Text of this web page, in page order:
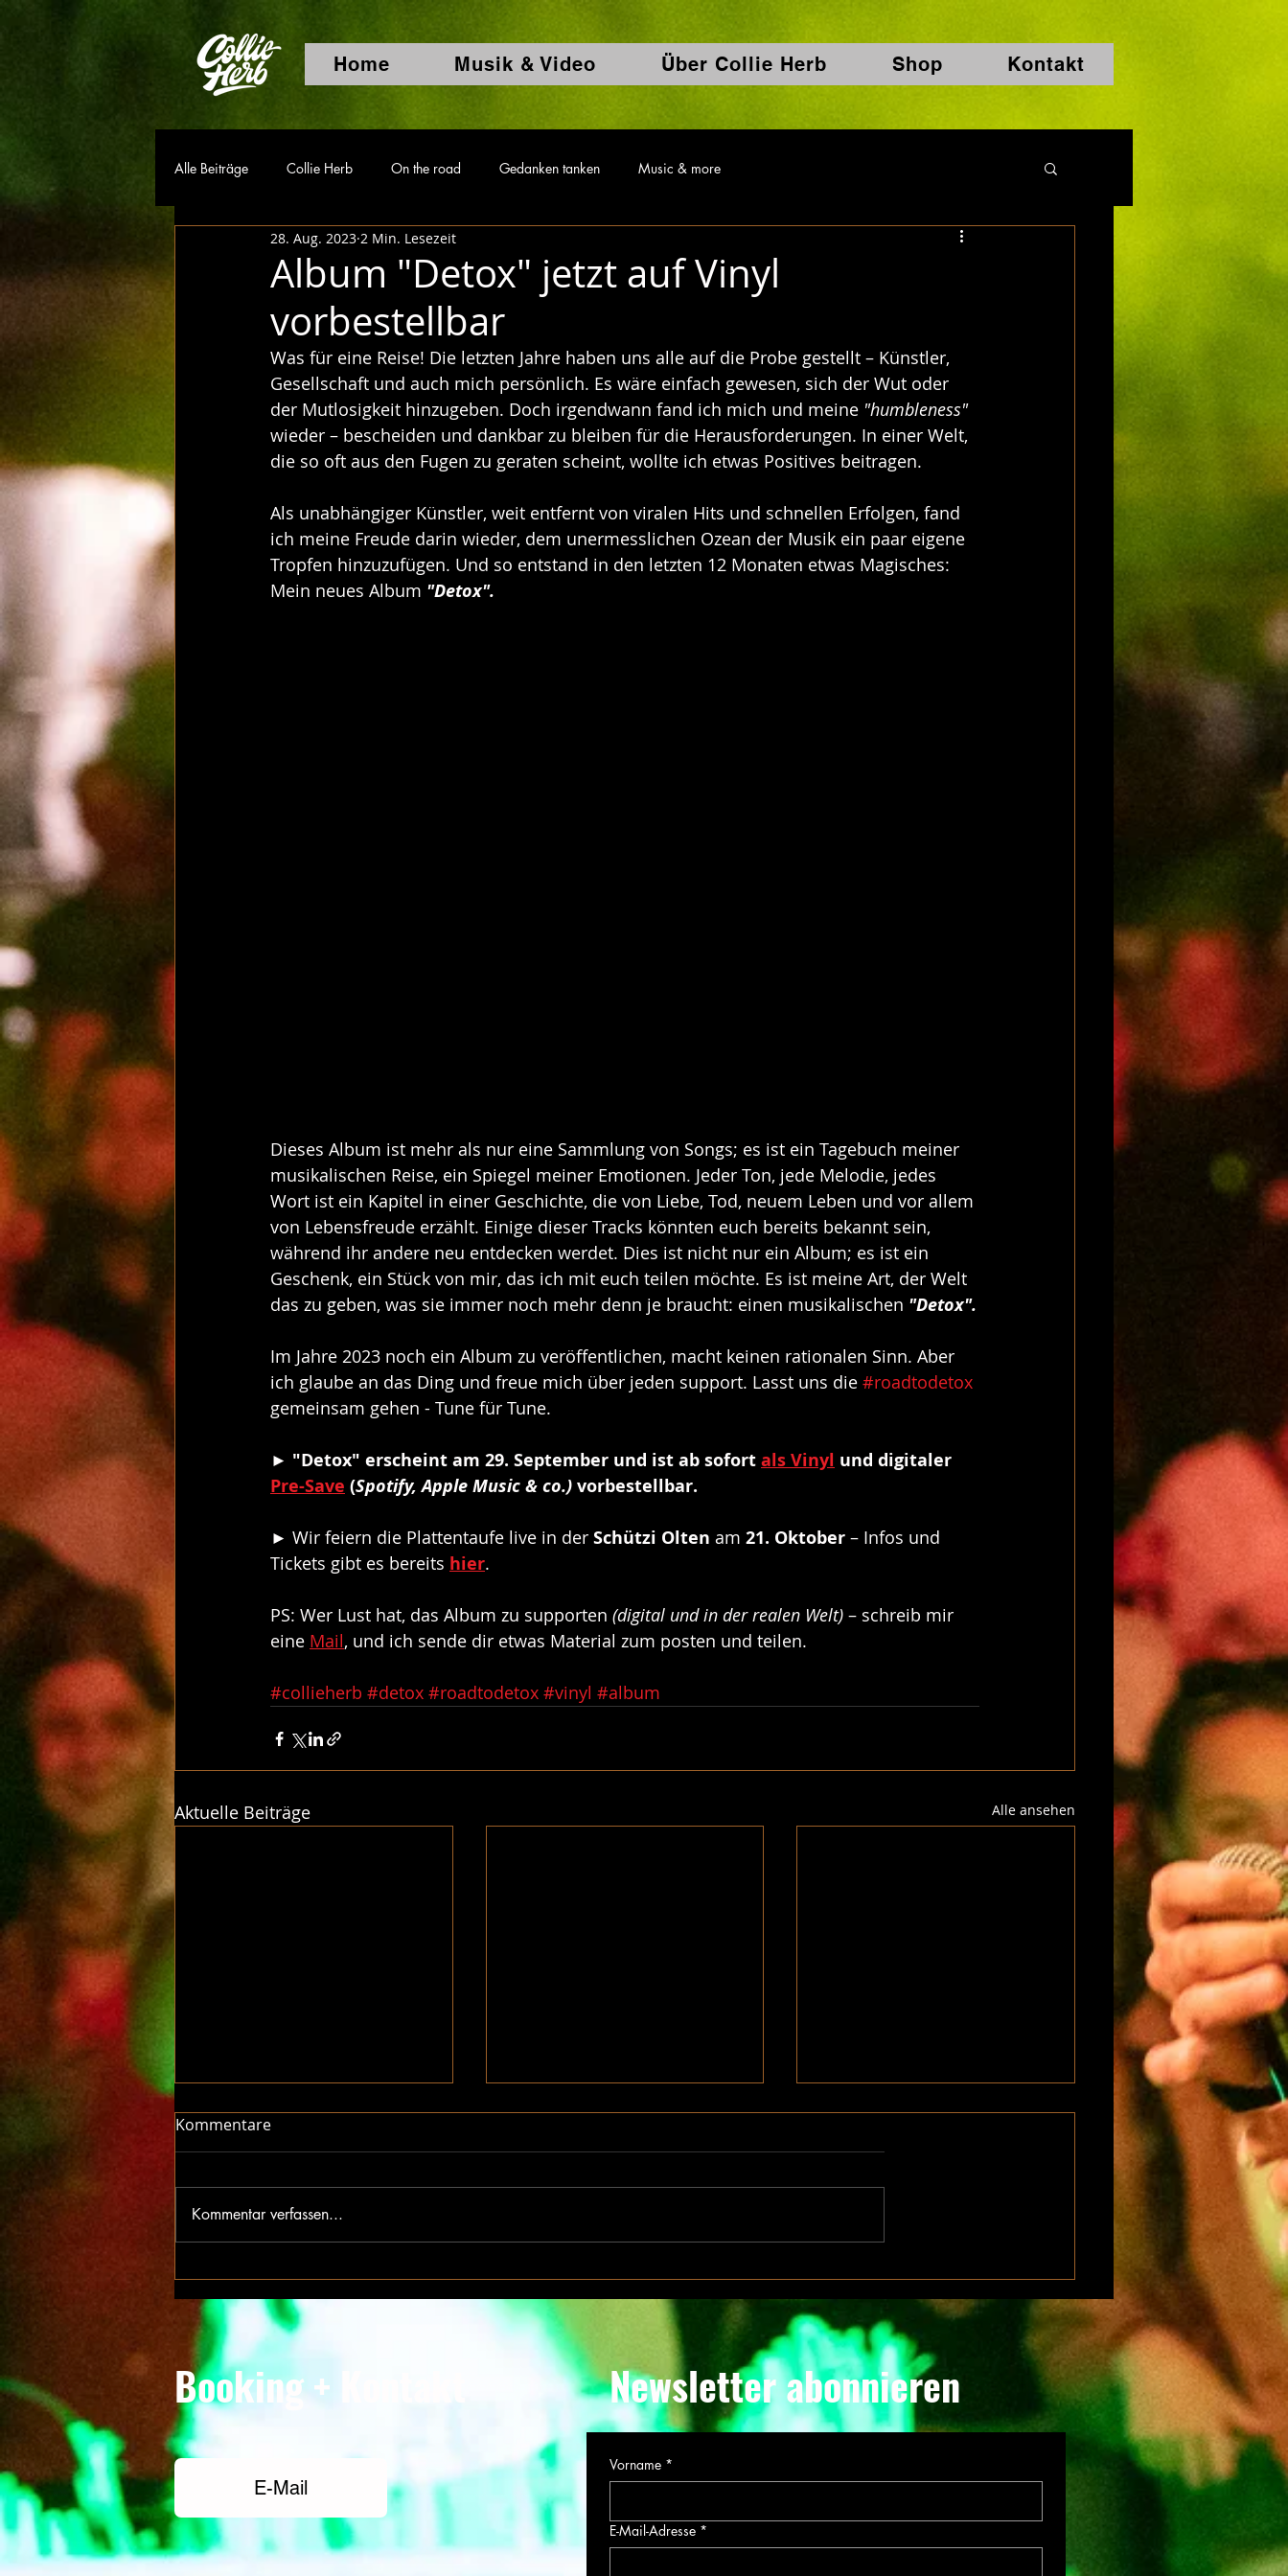
Home Musik & Video Über Collie Herb Shop Kontakt
Alle Beiträge Collie Herb On the road Gedanken tanken Music & more
Album "Detox" jetzt auf Vinyl
vorbestellbar
28. Aug. 2023 2 Min. Lesezeit
Was für eine Reise! Die letzten Jahre haben uns alle auf die Probe gestellt – Künstler,
Gesellschaft und auch mich persönlich. Es wäre einfach gewesen, sich der Wut oder
der Mutlosigkeit hinzugeben. Doch irgendwann fand ich mich und meine "humbleness"
wieder – bescheiden und dankbar zu bleiben für die Herausforderungen. In einer Welt,
die so oft aus den Fugen zu geraten scheint, wollte ich etwas Positives beitragen.
Als unabhängiger Künstler, weit entfernt von viralen Hits und schnellen Erfolgen, fand
ich meine Freude darin wieder, dem unermesslichen Ozean der Musik ein paar eigene
Tropfen hinzuzufügen. Und so entstand in den letzten 12 Monaten etwas Magisches:
Mein neues Album "Detox".
Dieses Album ist mehr als nur eine Sammlung von Songs; es ist ein Tagebuch meiner
musikalischen Reise, ein Spiegel meiner Emotionen. Jeder Ton, jede Melodie, jedes
Wort ist ein Kapitel in einer Geschichte, die von Liebe, Tod, neuem Leben und vor allem
von Lebensfreude erzählt. Einige dieser Tracks könnten euch bereits bekannt sein,
während ihr andere neu entdecken werdet. Dies ist nicht nur ein Album; es ist ein
Geschenk, ein Stück von mir, das ich mit euch teilen möchte. Es ist meine Art, der Welt
das zu geben, was sie immer noch mehr denn je braucht: einen musikalischen "Detox".
Im Jahre 2023 noch ein Album zu veröffentlichen, macht keinen rationalen Sinn. Aber
ich glaube an das Ding und freue mich über jeden support. Lasst uns die #roadtodetox
gemeinsam gehen - Tune für Tune.
► "Detox" erscheint am 29. September und ist ab sofort als Vinyl und digitaler
Pre-Save (Spotify, Apple Music & co.) vorbestellbar.
► Wir feiern die Plattentaufe live in der Schützi Olten am 21. Oktober – Infos und
Tickets gibt es bereits hier.
PS: Wer Lust hat, das Album zu supporten (digital und in der realen Welt) – schreib mir
eine Mail, und ich sende dir etwas Material zum posten und teilen.
#collieherb #detox #roadtodetox #vinyl #album
Aktuelle Beiträge Alle ansehen
der sich schliesst
Real Talk
Kommentare
Kommentar verfassen...
Booking + Kontakt Newsletter abonnieren
E-Mail
Vorname *
E-Mail-Adresse *